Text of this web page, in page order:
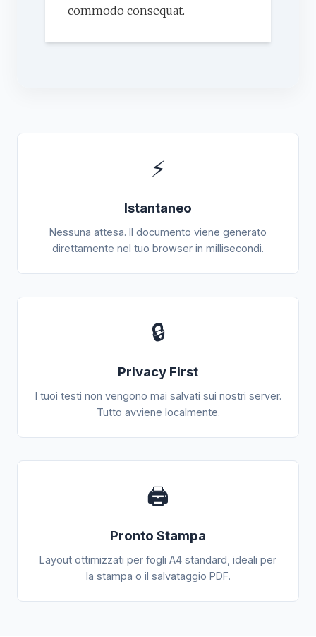
commodo consequat.
⚡
Istantaneo
Nessuna attesa. Il documento viene generato
direttamente nel tuo browser in millisecondi.
🔒
Privacy First
I tuoi testi non vengono mai salvati sui nostri server.
Tutto avviene localmente.
🖨️
Pronto Stampa
Layout ottimizzati per fogli A4 standard, ideali per
la stampa o il salvataggio PDF.